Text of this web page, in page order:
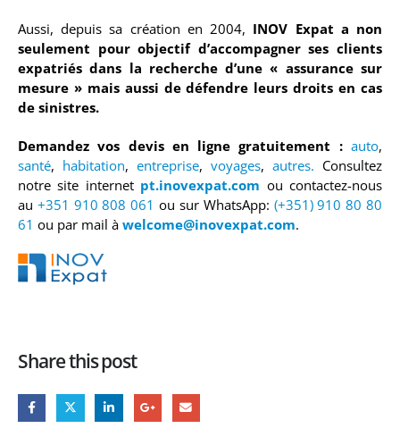
Aussi, depuis sa création en 2004, INOV Expat a non
seulement pour objectif d’accompagner ses clients
expatriés dans la recherche d’une « assurance sur
mesure » mais aussi de défendre leurs droits en cas
de sinistres.
Demandez vos devis en ligne gratuitement : auto,
santé, habitation, entreprise, voyages, autres. Consultez
notre site internetpt.inovexpat.com ou contactez-nous
au +351 910 808 061 ou sur WhatsApp: (+351) 910 80 80
61 ou par mail à welcome@inovexpat.com.
Share this post